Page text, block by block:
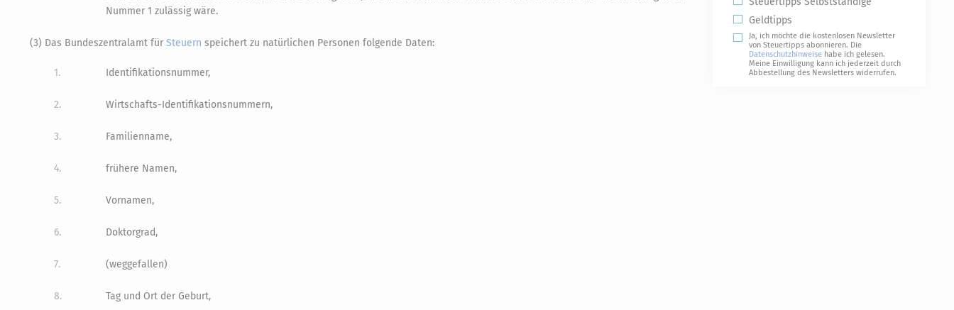
Nummer 1 zulässig wäre.
(3) Das Bundeszentralamt für Steuern speichert zu natürlichen Personen folgende Daten:
1. Identifikationsnummer,
2. Wirtschafts-Identifikationsnummern,
3. Familienname,
4. frühere Namen,
5. Vornamen,
6. Doktorgrad,
7. (weggefallen)
8. Tag und Ort der Geburt,
Geldtipps
Ja, ich möchte die kostenlosen Newsletter
von Steuertipps abonnieren. Die
Datenschutzhinweise habe ich gelesen.
Meine Einwilligung kann ich jederzeit durch
Abbestellung des Newsletters widerrufen.